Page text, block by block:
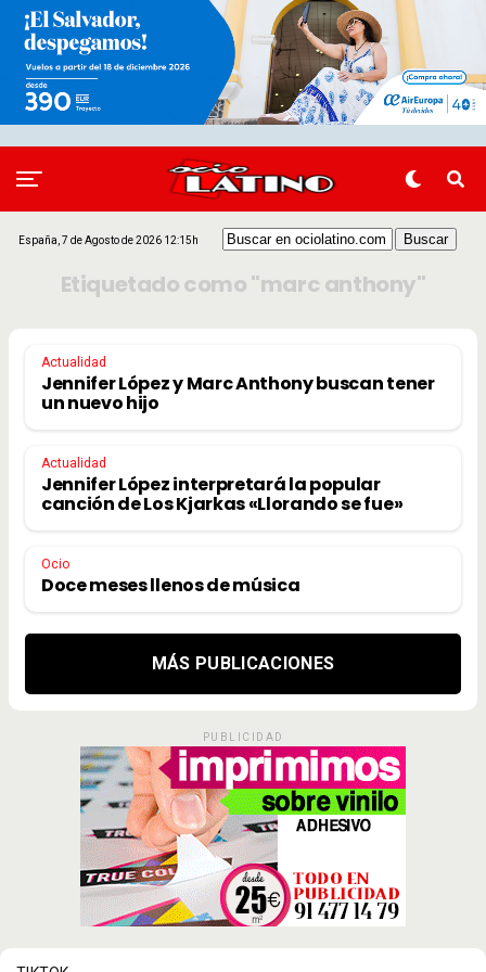
España, 7 de Agosto de 2026 12:15h
Etiquetado como "marc anthony"
Actualidad
Jennifer López y Marc Anthony buscan tener
un nuevo hijo
Actualidad
Jennifer López interpretará la popular
canción de Los Kjarkas «Llorando se fue»
Ocio
Doce meses llenos de música
MÁS PUBLICACIONES
PUBLICIDAD